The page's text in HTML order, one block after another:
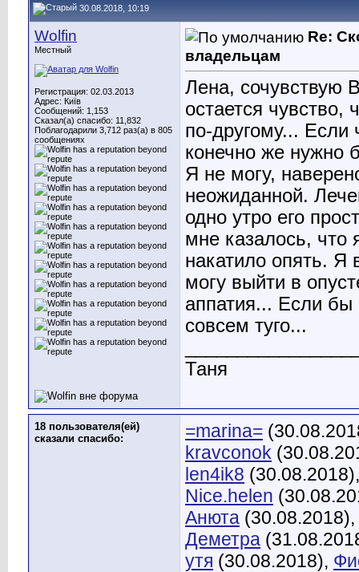
30.08.2018, 10:19
Wolfin
Местный
Регистрация: 02.03.2013
Адрес: Київ
Сообщений: 1,153
Сказал(а) спасибо: 11,832
Поблагодарили 3,712 раз(а) в 805
сообщениях
Re:
владельцам
Лена, сочувствую
остается чувство,
по-другому... Если
конечно же нужно
Я не могу,
неожиданной.
одно утро его
мне казалось, что
накатило опять. Я
могу выйти в
аппатия... Если
совсем туго...
Таня
18 пользователя(ей)
сказали cпасибо:
=marina=
kravconok
len4ik8
Nice.helen
Анюта (30.08.2018),
Деметра
утя (30.08.2018),